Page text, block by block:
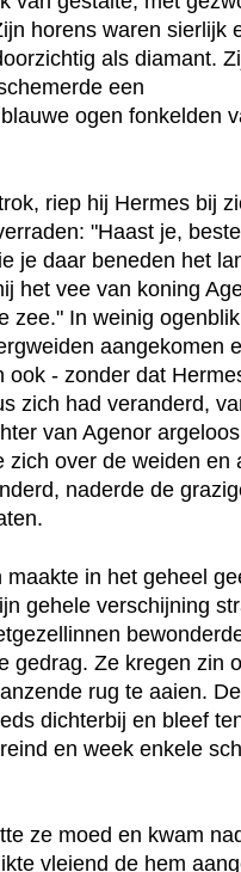
horens waren sierlijk
als diamant.
een
ogen fonkelden
riep hij Hermes bij
"Haast je,
je daar beneden het
het vee van koning
zee." In weinig
aangekomen
ook - zonder dat
zich had veranderd,
van Agenor
over de weiden en
naderde de
in het geheel
gehele verschijning
gedrag. Ze kregen zin
rug te aaien.
dichterbij en bleef
en week enkele
ze moed en kwam
vleiend de hem